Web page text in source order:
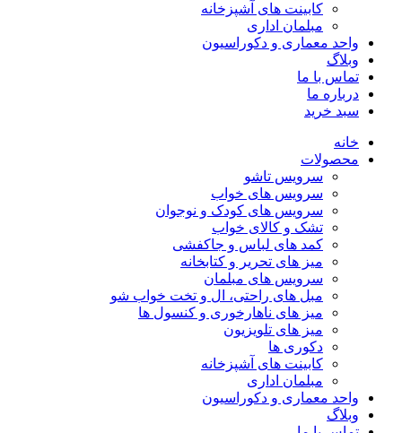
کابینت های آشپزخانه
مبلمان اداری
واحد معماری و دکوراسیون
وبلاگ
تماس با ما
درباره ما
سبد خرید
خانه
محصولات
سرویس تاشو
سرویس های خواب
سرویس های کودک و نوجوان
تشک و کالای خواب
کمد های لباس و جاکفشی
میز های تحریر و کتابخانه
سرویس های مبلمان
مبل های راحتی، ال و تخت خواب شو
میز های ناهارخوری و کنسول ها
میز های تلویزیون
دکوری ها
کابینت های آشپزخانه
مبلمان اداری
واحد معماری و دکوراسیون
وبلاگ